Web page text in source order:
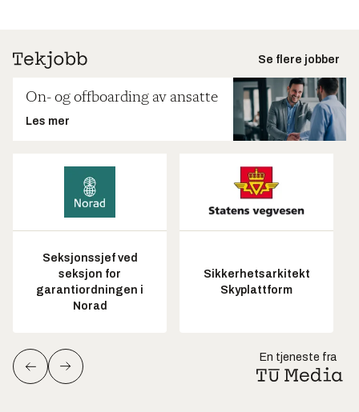
Se flere jobber
On- og offboarding av ansatte
Les mer
Seksjonssjef ved
seksjon for
garantiordningen i
Norad
Sikkerhetsarkitekt
Skyplattform
En tjeneste fra